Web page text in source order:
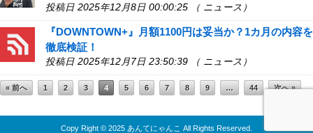
投稿日 2025年12月8日 00:00:25 （ ニュース）
『DOWNTOWN+』月額1100円は妥当か？1カ月の内容を
徹底検証！
投稿日 2025年12月7日 23:50:39 （ ニュース）
« 前へ 1 2 3 4 5 6 7 8 9 … 44 次へ »
Copy Right © 2025 あんてにゃんこ All Rights Reserved.